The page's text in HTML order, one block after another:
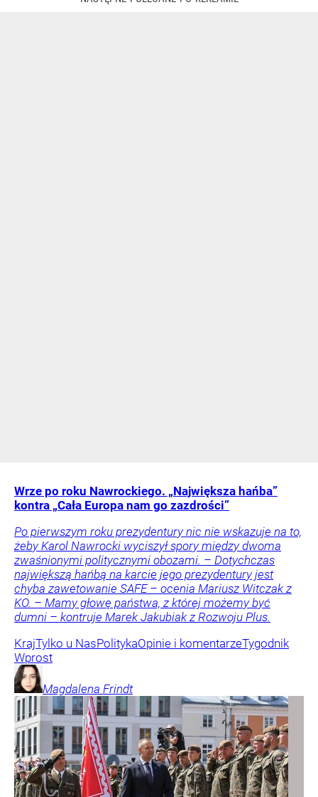
Wrze po roku Nawrockiego. „Największa hańba”
kontra „Cała Europa nam go zazdrości”
Po pierwszym roku prezydentury nic nie wskazuje na to,
żeby Karol Nawrocki wyciszył spory między dwoma
zwaśnionymi politycznymi obozami. – Dotychczas
największą hańbą na karcie jego prezydentury jest
chyba zawetowanie SAFE – ocenia Mariusz Witczak z
KO. – Mamy głowę państwa, z której możemy być
dumni – kontruje Marek Jakubiak z Rozwoju Plus.
KrajTylko u NasPolitykaOpinie i komentarzeTygodnik
Wprost
Magdalena Frindt